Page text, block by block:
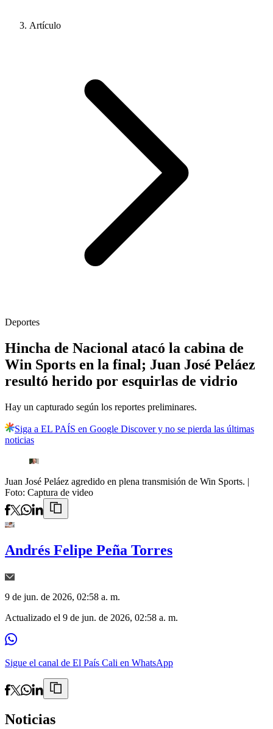
Artículo
Deportes
Hincha de Nacional atacó la cabina de
Win Sports en la final; Juan José Peláez
resultó herido por esquirlas de vidrio
Hay un capturado según los reportes preliminares.
Siga a EL PAÍS en Google Discover y no se pierda las últimas
noticias
Juan José Peláez agredido en plena transmisión de Win Sports. |
Foto: Captura de video
Andrés Felipe Peña Torres
9 de jun. de 2026, 02:58 a. m.
Actualizado el 9 de jun. de 2026, 02:58 a. m.
Sigue el canal de El País Cali en WhatsApp
Noticias